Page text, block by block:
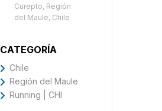
Curepto, Región
del Maule, Chile
CATEGORÍA
Chile
Región del Maule
Running | CHI